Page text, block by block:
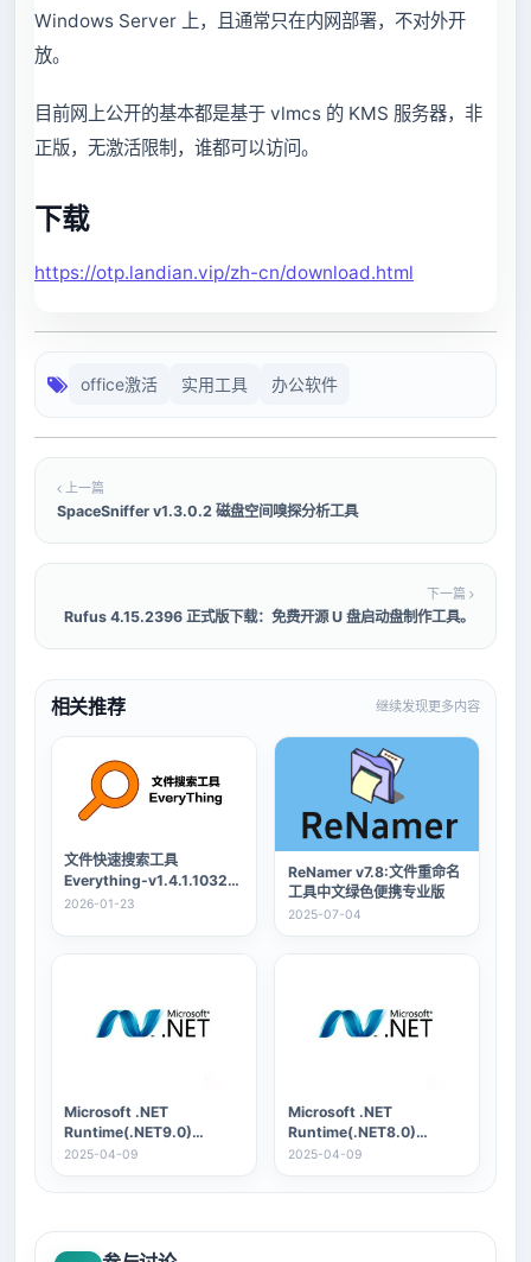
Windows Server 上，且通常只在内网部署，不对外开
放。
目前网上公开的基本都是基于 vlmcs 的 KMS 服务器，非
正版，无激活限制，谁都可以访问。
下载
https://otp.landian.vip/zh-cn/download.html
office激活 实用工具 办公软件
上一篇
SpaceSniffer v1.3.0.2 磁盘空间嗅探分析工具
下一篇
Rufus 4.15.2396 正式版下载：免费开源 U 盘启动盘制作工具。
相关推荐 继续发现更多内容
文件快速搜索工具
Everything-v1.4.1.1032正
式版
2026-01-23
ReNamer v7.8:文件重命名
工具中文绿色便携专业版
2025-07-04
Microsoft .NET
Runtime(.NET9.0)
v9.0.04：微软NET框架运
行库
2025-04-09
Microsoft .NET
Runtime(.NET8.0)
v8.0.15：微软.NET框架运
行库
2025-04-09